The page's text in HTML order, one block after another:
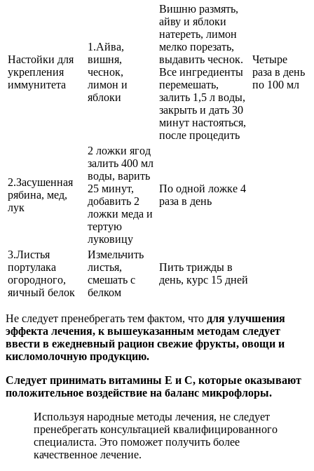
Настойки для
укрепления
иммунитета
1.Айва,
вишня,
чеснок,
лимон и
яблоки
Вишню размять,
айву и яблоки
натереть, лимон
мелко порезать,
выдавить чеснок.
Все ингредиенты
перемешать,
залить 1,5 л воды,
закрыть и дать 30
минут настояться,
после процедить
Четыре
раза в день
по 100 мл
2.Засушенная
рябина, мед,
лук
2 ложки ягод
залить 400 мл
воды, варить
25 минут,
добавить 2
ложки меда и
тертую
луковицу
По одной ложке 4
раза в день
3.Листья
портулака
огородного,
яичный белок
Измельчить
листья,
смешать с
белком
Пить трижды в
день, курс 15 дней
Не следует пренебрегать тем фактом, что для улучшения
эффекта лечения, к вышеуказанным методам следует
ввести в ежедневный рацион свежие фрукты, овощи и
кисломолочную продукцию.
Следует принимать витамины Е и С, которые оказывают
положительное воздействие на баланс микрофлоры.
Используя народные методы лечения, не следует
пренебрегать консультацией квалифицированного
специалиста. Это поможет получить более
качественное лечение.